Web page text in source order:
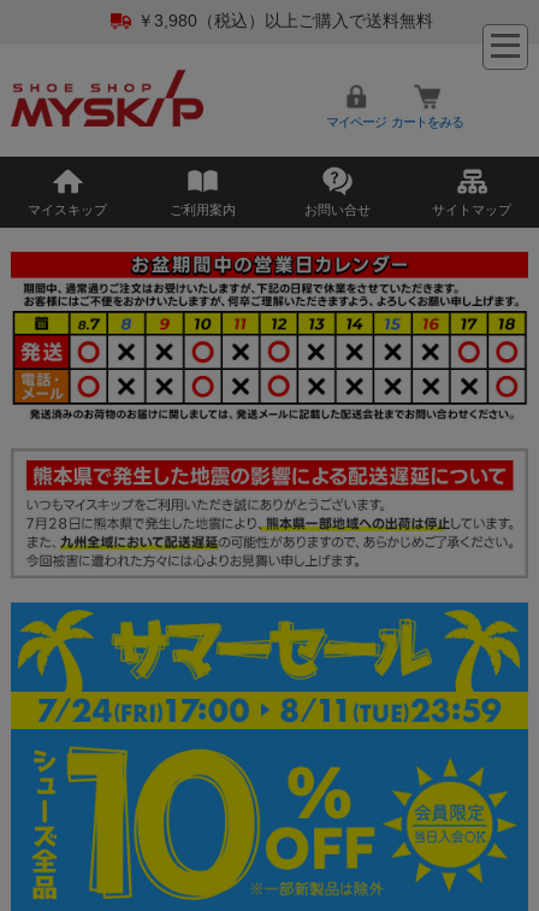
￥3,980（税込）以上ご購入で送料無料
マイページ カートをみる
マイスキップ ご利用案内 お問い合せ サイトマップ